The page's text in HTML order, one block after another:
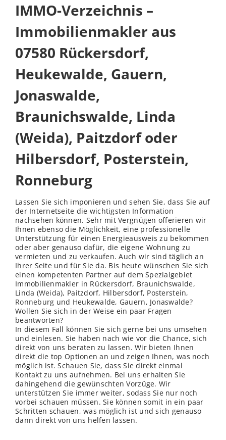
IMMO-Verzeichnis –
Immobilienmakler aus
07580 Rückersdorf,
Heukewalde, Gauern,
Jonaswalde,
Braunichswalde, Linda
(Weida), Paitzdorf oder
Hilbersdorf, Posterstein,
Ronneburg
Lassen Sie sich imponieren und sehen Sie, dass Sie auf
der Internetseite die wichtigsten Information
nachsehen können. Sehr mit Vergnügen offerieren wir
Ihnen ebenso die Möglichkeit, eine professionelle
Unterstützung für einen Energieausweis zu bekommen
oder aber genauso dafür, die eigene Wohnung zu
vermieten und zu verkaufen. Auch wir sind täglich an
Ihrer Seite und für Sie da. Bis heute wünschen Sie sich
einen kompetenten Partner auf dem Spezialgebiet
Immobilienmakler in Rückersdorf, Braunichswalde,
Linda (Weida), Paitzdorf, Hilbersdorf, Posterstein,
Ronneburg und Heukewalde, Gauern, Jonaswalde?
Wollen Sie sich in der Weise ein paar Fragen
beantworten?
In diesem Fall können Sie sich gerne bei uns umsehen
und einlesen. Sie haben nach wie vor die Chance, sich
direkt von uns beraten zu lassen. Wir bieten Ihnen
direkt die top Optionen an und zeigen Ihnen, was noch
möglich ist. Schauen Sie, dass Sie direkt einmal
Kontakt zu uns aufnehmen. Bei uns erhalten Sie
dahingehend die gewünschten Vorzüge. Wir
unterstützen Sie immer weiter, sodass Sie nur noch
vorbei schauen müssen. Sie können somit in ein paar
Schritten schauen, was möglich ist und sich genauso
dann direkt von uns helfen lassen.